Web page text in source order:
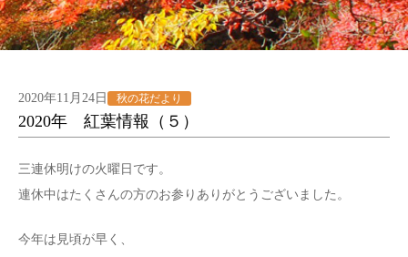
2020年11月24日 秋の花だより
2020年 紅葉情報（５）
三連休明けの火曜日です。
連休中はたくさんの方のお参りありがとうございました。
今年は見頃が早く、